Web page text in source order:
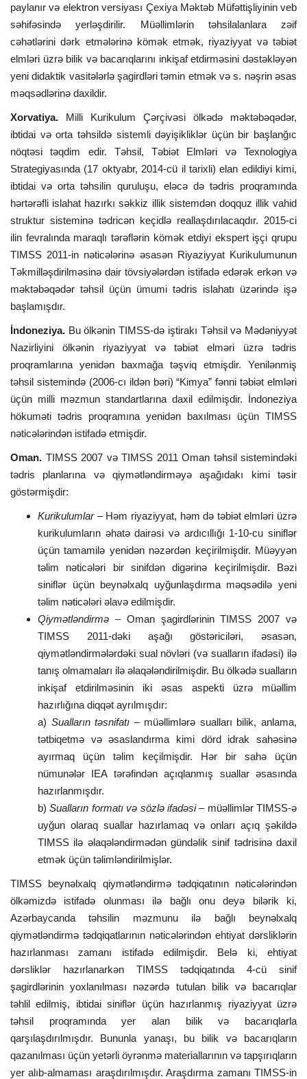
paylanır və elektron versiyası Çexiya Məktəb Müfəttişliyinin veb
səhifəsində yerləşdirilir. Müəllimlərin təhsilalanlara zəif
cəhətlərini dərk etmələrinə kömək etmək, riyaziyyat və təbiət
elmləri üzrə bilik və bacarıqlarını inkişaf etdirməsini dəstəkləyən
yeni didaktik vasitələrlə şagirdləri təmin etmək və s. nəşrin əsas
məqsədlərinə daxildir.
Xorvatiya. Milli Kurikulum Çərçivəsi ölkədə məktəbəqədər,
ibtidai və orta təhsildə sistemli dəyişikliklər üçün bir başlanğıc
nöqtəsi təqdim edir. Təhsil, Təbiət Elmləri və Texnologiya
Strategiyasında (17 oktyabr, 2014-cü il tarixli) elan edildiyi kimi,
ibtidai və orta təhsilin quruluşu, eləcə də tədris proqramında
hərtərəfli islahat hazırkı səkkiz illik sistemdən doqquz illik vahid
struktur sisteminə tədricən keçidlə reallaşdırılacaqdır. 2015-ci
ilin fevralında maraqlı tərəflərin kömək etdiyi ekspert işçi qrupu
TIMSS 2011-in nəticələrinə əsasən Riyaziyyat Kurikulumunun
Təkmilləşdirilməsinə dair tövsiyələrdən istifadə edərək erkən və
məktəbəqədər təhsil üçün ümumi tədris islahatı üzərində işə
başlamışdır.
İndoneziya. Bu ölkənin TIMSS-də iştirakı Təhsil və Mədəniyyət
Nazirliyini ölkənin riyaziyyat və təbiət elməri üzrə tədris
proqramlarına yenidən baxmağa təşviq etmişdir. Yenilənmiş
təhsil sistemində (2006-cı ildən bəri) “Kimya” fənni təbiət elmləri
üçün milli məzmun standartlarına daxil edilmişdir. İndoneziya
hökuməti tədris proqramına yenidən baxılması üçün TIMSS
nəticələrindən istifadə etmişdir.
Oman. TIMSS 2007 və TIMSS 2011 Oman təhsil sistemindəki
tədris planlarına və qiymətləndirməyə aşağıdakı kimi təsir
göstərmişdir:
Kurikulumlar– Həm riyaziyyat, həm də təbiət elmləri üzrə
kurikulumların əhatə dairəsi və ardıcıllığı 1-10-cu siniflər
üçün tamamilə yenidən nəzərdən keçirilmişdir. Müəyyən
təlim nəticələri bir sinifdən digərinə keçirilmişdir. Bəzi
siniflər üçün beynəlxalq uyğunlaşdırma məqsədilə yeni
təlim nəticələri əlavə edilmişdir.
Qiymətləndirmə – Oman şagirdlərinin TIMSS 2007 və
TIMSS 2011-dəki aşağı göstəriciləri, əsasən,
qiymətləndirmələrdəki sual növləri (və sualların ifadəsi) ilə
tanış olmamaları ilə əlaqələndirilmişdir. Bu ölkədə sualların
inkişaf etdirilməsinin iki əsas aspekti üzrə müəllim
hazırlığına diqqət ayrılmışdır:
a) Sualların təsnifatı – müəllimlərə sualları bilik, anlama,
tətbiqetmə və əsaslandırma kimi dörd idrak sahəsinə
ayırmaq üçün təlim keçilmişdir. Hər bir sahə üçün
nümunələr IEA tərəfindən açıqlanmış suallar əsasında
hazırlanmışdır.
b)Sualların formatı və sözlə ifadəsi– müəllimlər TIMSS-ə
uyğun olaraq suallar hazırlamaq və onları açıq şəkildə
TIMSS ilə əlaqələndirmədən gündəlik sinif tədrisinə daxil
etmək üçün təlimləndirilmişlər.
TIMSS beynəlxalq qiymətləndirmə tədqiqatının nəticələrindən
ölkəmizdə istifadə olunması ilə bağlı onu deyə bilərik ki,
Azərbaycanda təhsilin məzmunu ilə bağlı beynəlxalq
qiymətləndirmə tədqiqatlarının nəticələrindən ehtiyat dərsliklərin
hazırlanması zamanı istifadə edilmişdir. Belə ki, ehtiyat
dərsliklər hazırlanarkən TIMSS tədqiqatında 4-cü sinif
şagirdlərinin yoxlanılması nəzərdə tutulan bilik və bacarıqlar
təhlil edilmiş, ibtidai siniflər üçün hazırlanmış riyaziyyat üzrə
təhsil proqramında yer alan bilik və bacarıqlarla
qarşılaşdırılmışdır. Bununla yanaşı, bu bilik və bacarıqların
qazanılması üçün yetərli öyrənmə materiallarının və tapşırıqların
yer alıb-almaması araşdırılmışdır. Araşdırma zamanı TIMSS-in